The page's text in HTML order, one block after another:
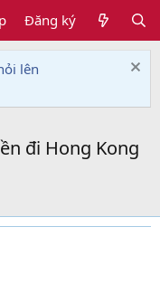
Đăng ký
lên
đi Hong Kong